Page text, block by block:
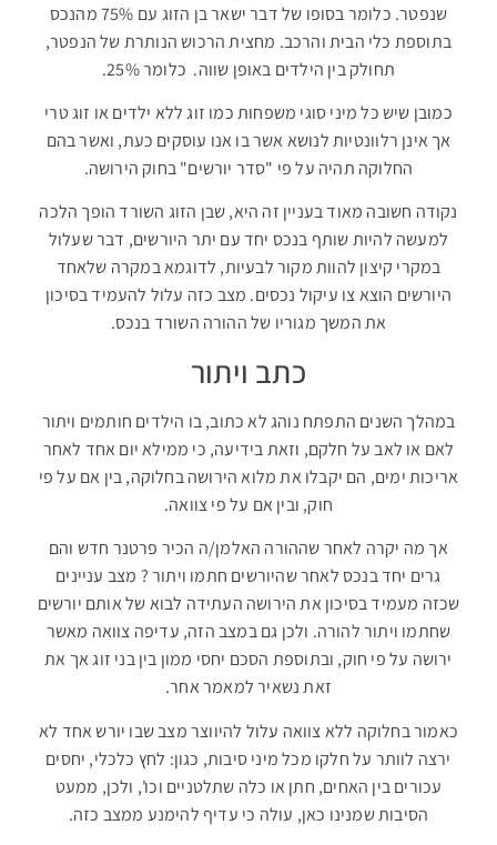
שנפטר. כלומר בסופו של דבר ישאר בן הזוג עם 75% מהנכס
בתוספת כלי הבית והרכב. מחצית הרכוש הנותרת של הנפטר,
תחולק בין הילדים באופן שווה. כלומר 25%.
כמובן שיש כל מיני סוגי משפחות כמו זוג ללא ילדים או זוג טרי
אך אינן רלוונטיות לנושא אשר בו אנו עוסקים כעת, ואשר בהם
החלוקה תהיה על פי "סדר יורשים" בחוק הירושה.
נקודה חשובה מאוד בעניין זה היא, שבן הזוג השורד הופך הלכה
למעשה להיות שותף בנכס יחד עם יתר היורשים, דבר שעלול
במקרי קיצון להוות מקור לבעיות, לדוגמא במקרה שלאחד
היורשים הוצא צו עיקול נכסים. מצב כזה עלול להעמיד בסיכון
את המשך מגוריו של ההורה השורד בנכס.
כתב ויתור
במהלך השנים התפתח נוהג לא כתוב, בו הילדים חותמים ויתור
לאם או לאב על חלקם, וזאת בידיעה, כי ממילא יום אחד לאחר
אריכות ימים, הם יקבלו את מלוא הירושה בחלוקה, בין אם על פי
חוק, ובין אם על פי צוואה.
אך מה יקרה לאחר שההורה האלמן/ה הכיר פרטנר חדש והם
גרים יחד בנכס לאחר שהיורשים חתמו ויתור ? מצב עניינים
שכזה מעמיד בסיכון את הירושה העתידה לבוא של אותם יורשים
שחתמו ויתור להורה. ולכן גם במצב הזה, עדיפה צוואה מאשר
ירושה על פי חוק, ובתוספת הסכם יחסי ממון בין בני זוג אך את
זאת נשאיר למאמר אחר.
כאמור בחלוקה ללא צוואה עלול להיווצר מצב שבו יורש אחד לא
ירצה לוותר על חלקו מכל מיני סיבות, כגון: לחץ כלכלי, יחסים
עכורים בין האחים, חתן או כלה שתלטניים וכו', ולכן, ממעט
הסיבות שמנינו כאן, עולה כי עדיף להימנע ממצב כזה.